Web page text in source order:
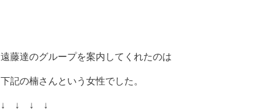
遠藤達のグループを案内してくれたのは
下記の楠さんという女性でした。
↓ ↓ ↓ ↓